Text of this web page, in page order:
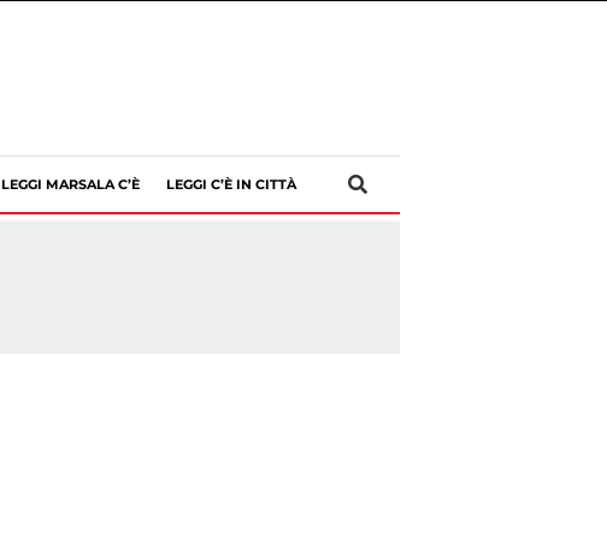
LEGGI MARSALA C’È LEGGI C’È IN CITTÀ